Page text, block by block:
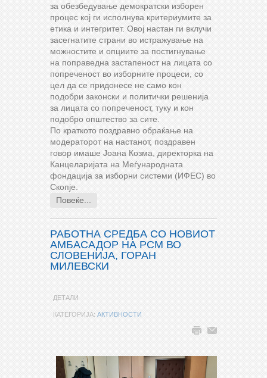
за обезбедување демократски изборен
процес кој ги исполнува критериумите за
етика и интегритет. Овој настан ги вклучи
засегнатите страни во истражување на
можностите и опциите за постигнување
на поправедна застапеност на лицата со
попреченост во изборните процеси, со
цел да се придонесе не само кон
подобри законски и политички решенија
за лицата со попреченост, туку и кон
подобро општество за сите.
По краткото поздравно обраќање на
модераторот на настанот, поздравен
говор имаше Јоана Козма, директорка на
Канцеларијата на Меѓународната
фондација за изборни системи (ИФЕС) во
Скопје.
Повеќе...
РАБОТНА СРЕДБА СО НОВИОТ
АМБАСАДОР НА РСМ ВО
СЛОВЕНИЈА, ГОРАН
МИЛЕВСКИ
ДЕТАЛИ
КАТЕГОРИЈА: АКТИВНОСТИ